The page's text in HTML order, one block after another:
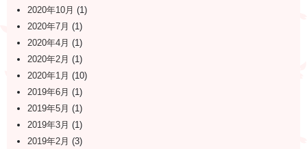
2020年10月 (1)
2020年7月 (1)
2020年4月 (1)
2020年2月 (1)
2020年1月 (10)
2019年6月 (1)
2019年5月 (1)
2019年3月 (1)
2019年2月 (3)